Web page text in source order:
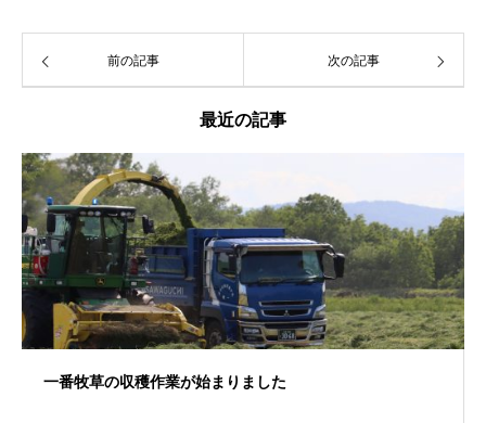
前の記事 次の記事
最近の記事
一番牧草の収穫作業が始まりました